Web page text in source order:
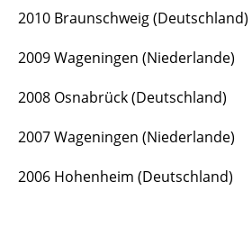
2010 Braunschweig (Deutschland)
2009 Wageningen (Niederlande)
2008 Osnabrück (Deutschland)
2007 Wageningen (Niederlande)
2006 Hohenheim (Deutschland)